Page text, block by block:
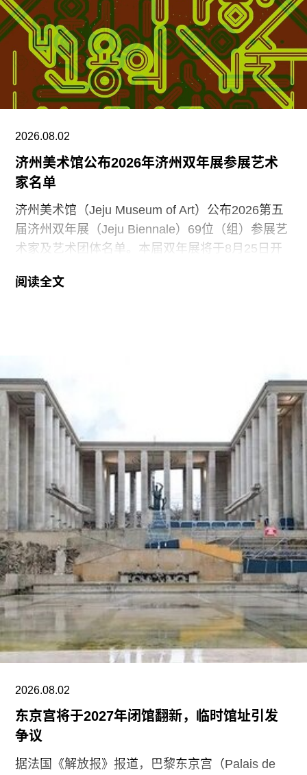
在进行一系列评估，以全面了解该开发计划的影响
范围及其长期后果。”
若艺术家故居最终售出，这将成为劳森伯格基金会
今年内出售的第二处房产。几个月前，基金会已将
劳森伯格位于佛罗里达州卡普蒂瓦岛的22英亩滨海
表示，出售该物业是由于“日益严峻的环境条件”以
及“不断上涨的维护成本”。然而，卡普蒂瓦市民协
会则将此举描述为“劳森伯格基金会令人痛心的背
叛”。
2026.08.02
济州美术馆公布2026年济州双年展参展艺术
家名单
济州美术馆（Jeju Museum of Art）公布2026第五
届济州双年展（Jeju Biennale）69位（组）参展艺
术家及艺术团体名单。本届双年展将于8月25日开
术”（Iyahong: The Art of Metamorphosis）。
当代艺术讨论的策展方向。
本届双年展将呈现多位济州重要艺术家的作品，包
括画家边时志（Byun Si-ji，1926-2013）与姜耀培
（Kang Yo-bae）。名单中还涵盖了跨越数代的韩
国当代艺术代表人物，如李禹焕（Lee Ufan）、尹
亨根（Yun Hyong-keun）、白南准（Nam June
Paik）以及车学庆（Theresa Hak Kyung Cha）；
国际艺术家包括瓦尔·肖基（Wael Shawky）、加拉
·波拉斯-金（Gala Porras-Kim）、阿拉·埃德里斯
（Alaa Edris）及索达特·伊斯梅洛娃（Saodat
Ismailova）等。
三大主要展场将分别围绕不同主题展开：济州美术
馆以“人”（Human）为题；济州旧城区展览空间聚
焦“神灵”（Deities）；济州石公园（Jeju Stone
阅读全文
2026.08.02
东京宫将于2027年闭馆翻新，临时馆址引发
争议
据法国《解放报》报道，巴黎东京宫（Palais de